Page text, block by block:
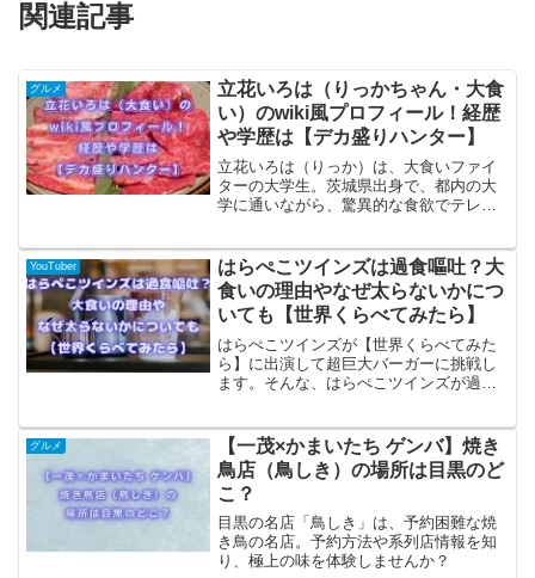
関連記事
グルメ
立花いろは（りっかちゃん・大食
い）のwiki風プロフィール！経歴
や学歴は【デカ盛りハンター】
立花いろは（りっか）は、大食いファイ
ターの大学生。茨城県出身で、都内の大
学に通いながら、驚異的な食欲でテレビ
と、アイドル志望から大食い挑戦への転
身が見えてきます。
YouTuber
はらぺこツインズは過食嘔吐？大
食いの理由やなぜ太らないかにつ
いても【世界くらべてみたら】
はらぺこツインズが【世界くらべてみた
ら】に出演して超巨大バーガーに挑戦し
ます。そんな、はらぺこツインズが過食
大食いなのになぜ太らないかの理由も確
認していきます。
グルメ
【一茂×かまいたち ゲンバ】焼き
鳥店（鳥しき）の場所は目黒のど
こ？
目黒の名店「鳥しき」は、予約困難な焼
き鳥の名店。予約方法や系列店情報を知
り、極上の味を体験しませんか？